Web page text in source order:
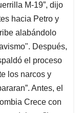
M-19”, dijo
hacia Petro y
alabándolo
Después,
el proceso
los narcos y
Antes, el
Crece con